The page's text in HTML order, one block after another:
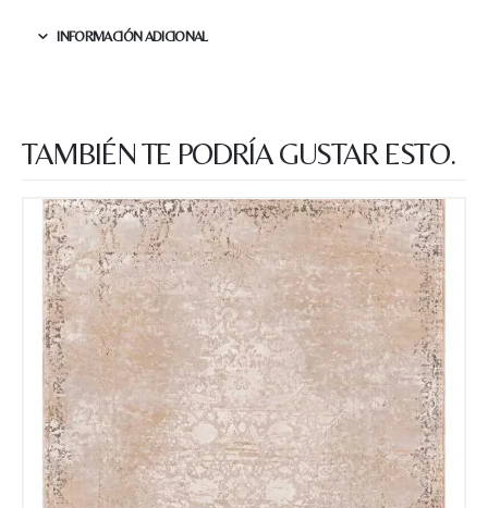
INFORMACIÓN ADICIONAL
TAMBIÉN TE PODRÍA GUSTAR ESTO.
Nombre y apellido*